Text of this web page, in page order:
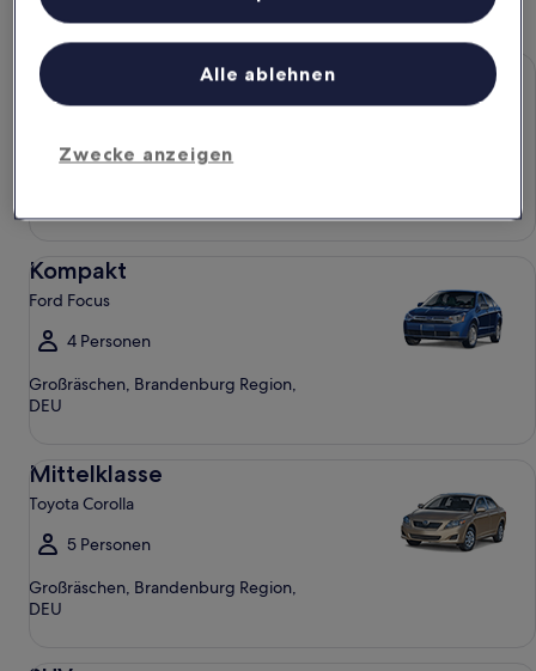
Economy
Chevrolet Spark
Economy Chevrolet Spark
Kompakt
Ford Focus
4 Personen
Großräschen, Brandenburg Region,
DEU
Mittelklasse
Toyota Corolla
5 Personen
Großräschen, Brandenburg Region,
DEU
Liste der Partner (Lieferanten)
Zwecke anzeigen
Alle ablehnen